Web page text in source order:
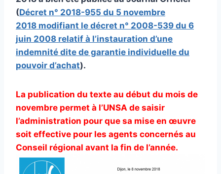
(Décret n° 2018-955 du 5 novembre
2018 modifiant le décret n° 2008-539 du 6
juin 2008 relatif à l’instauration d’une
indemnité dite de garantie individuelle du
pouvoir d’achat).
La publication du texte au début du mois de
novembre permet à l’UNSA de saisir
l’administration pour que sa mise en œuvre
soit effective pour les agents concernés au
Conseil régional avant la fin de l’année.